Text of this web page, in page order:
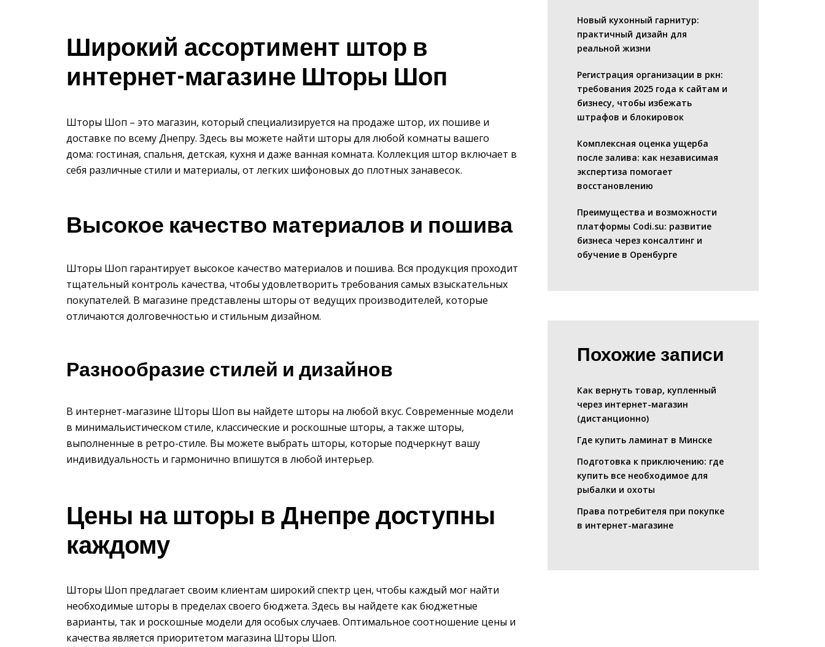
Широкий ассортимент штор в
интернет-магазине Шторы Шоп
Шторы Шоп – это магазин, который специализируется на продаже штор, их пошиве и
доставке по всему Днепру. Здесь вы можете найти шторы для любой комнаты вашего
дома: гостиная, спальня, детская, кухня и даже ванная комната. Коллекция штор включает в
себя различные стили и материалы, от легких шифоновых до плотных занавесок.
Высокое качество материалов и пошива
Шторы Шоп гарантирует высокое качество материалов и пошива. Вся продукция проходит
тщательный контроль качества, чтобы удовлетворить требования самых взыскательных
покупателей. В магазине представлены шторы от ведущих производителей, которые
отличаются долговечностью и стильным дизайном.
Разнообразие стилей и дизайнов
В интернет-магазине Шторы Шоп вы найдете шторы на любой вкус. Современные модели
в минимальистическом стиле, классические и роскошные шторы, а также шторы,
выполненные в ретро-стиле. Вы можете выбрать шторы, которые подчеркнут вашу
индивидуальность и гармонично впишутся в любой интерьер.
Цены на шторы в Днепре доступны
каждому
Шторы Шоп предлагает своим клиентам широкий спектр цен, чтобы каждый мог найти
необходимые шторы в пределах своего бюджета. Здесь вы найдете как бюджетные
варианты, так и роскошные модели для особых случаев. Оптимальное соотношение цены и
качества является приоритетом магазина Шторы Шоп.
Новый кухонный гарнитур:
практичный дизайн для
реальной жизни
Регистрация организации в ркн:
требования 2025 года к сайтам и
бизнесу, чтобы избежать
штрафов и блокировок
Комплексная оценка ущерба
после залива: как независимая
экспертиза помогает
восстановлению
Преимущества и возможности
платформы Codi.su: развитие
бизнеса через консалтинг и
обучение в Оренбурге
Похожие записи
Как вернуть товар, купленный
через интернет-магазин
(дистанционно)
Где купить ламинат в Минске
Подготовка к приключению: где
купить все необходимое для
рыбалки и охоты
Права потребителя при покупке
в интернет-магазине